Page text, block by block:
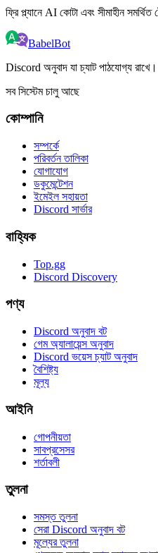
ফ্রি প্ল্যানে AI কোটা এবং সীমাহীন
BabelBot
Discord অনুবাদ যা চ্যাট পাঠযোগ্য রাখে।
সব সিস্টেম চালু আছে
কোম্পানি
সম্পর্কে
পরিবর্তন তালিকা
যোগাযোগ
ডকুমেন্টেশন
ইমেইল সহায়তা
Discord সার্ভার
বাহ্যিক
Top.gg
Discord Discovery
পণ্য
Discord অনুবাদ বট
গেম অ্যালায়েন্স অনুবাদ
Discord ভয়েস চ্যাট অনুবাদ
বৈশিষ্ট্য
মূল্য
আইনি
গোপনীয়তা
সাবপ্রসেসর
শর্তাবলী
তুলনা
সমস্ত তুলনা
সেরা Discord অনুবাদ বট
মূল্যের তুলনা